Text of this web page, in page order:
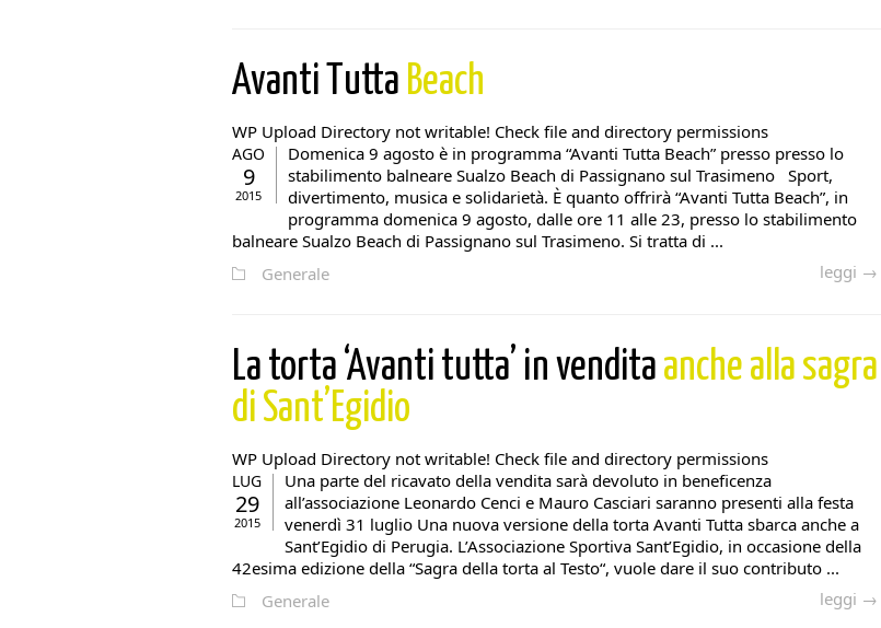
Avanti Tutta Beach
WP Upload Directory not writable! Check file and directory permissions
AGO
9
2015
Domenica 9 agosto è in programma “Avanti Tutta Beach” presso presso lo
stabilimento balneare Sualzo Beach di Passignano sul Trasimeno Sport,
divertimento, musica e solidarietà. È quanto offrirà “Avanti Tutta Beach”, in
programma domenica 9 agosto, dalle ore 11 alle 23, presso lo stabilimento
balneare Sualzo Beach di Passignano sul Trasimeno. Si tratta di ...
leggi →
Generale
La torta ‘Avanti tutta’ in vendita anche alla sagra
di Sant’Egidio
WP Upload Directory not writable! Check file and directory permissions
LUG
29
2015
Una parte del ricavato della vendita sarà devoluto in beneficenza
all’associazione Leonardo Cenci e Mauro Casciari saranno presenti alla festa
venerdì 31 luglio Una nuova versione della torta Avanti Tutta sbarca anche a
Sant’Egidio di Perugia. L’Associazione Sportiva Sant’Egidio, in occasione della
42esima edizione della “Sagra della torta al Testo“, vuole dare il suo contributo ...
leggi →
Generale